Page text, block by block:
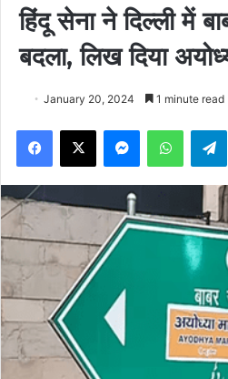
हिंदू सेना ने दिल्ली में
बदला, लिख दिया
January 20, 2024 1 minute read
Facebook
X Messenger